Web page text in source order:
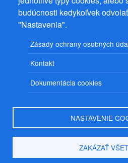
budúcnosti kedykoľvek
"Nastavenia".
Zásady ochrany osobných
Kontakt
Dokumentácia cookies
NASTAVENIE
ZAKÁZAŤ